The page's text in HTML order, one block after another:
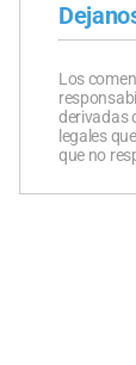
Los
derivadas
legales
que no